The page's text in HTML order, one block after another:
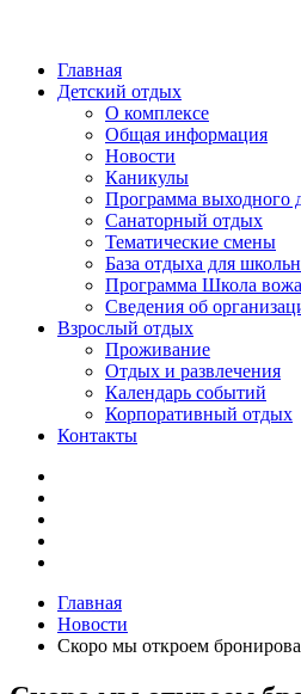
Главная
Детский отдых
О комплексе
Общая информация
Новости
Каникулы
Программа выходного
Санаторный отдых
Тематические смены
База отдыха для
Программа Школа
Cведения об
Взрослый отдых
Проживание
Отдых и развлечения
Календарь событий
Корпоративный отдых
Контакты
Главная
Новости
Скоро мы откроем